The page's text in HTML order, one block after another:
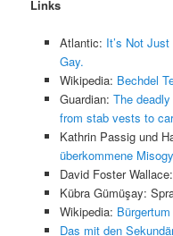
Links
Atlantic: It’s Not
Gay.
Wikipedia: Bechdel
Guardian: The
from stab vests to
Kathrin Passig und
überkommene
David Foster Wallace:
Kübra Gümüşay:
Wikipedia: Bürgertum
Das mit den